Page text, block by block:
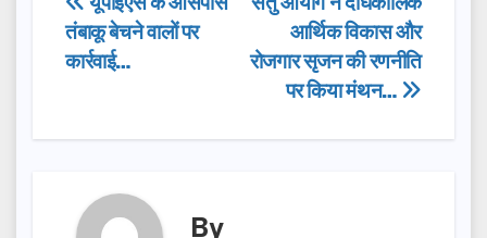
b
o
k
d
Post
navigation
आर्थिक विकास और
रोजगार सृजन की रणनीति
पर किया मंथन…
तंबाकू बेचने वालों पर
कार्रवाई…
By